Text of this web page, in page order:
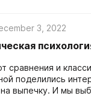
3, 2022
сравнения и
поделились
выпечку. И мы